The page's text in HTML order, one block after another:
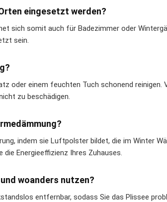
eingesetzt werden?
sich somit auch für Badezimmer oder
sein.
oder einem feuchten Tuch schonend reinigen.
zu beschädigen.
indem sie Luftpolster bildet, die im Winter
Energieeffizienz Ihres Zuhauses.
woanders nutzen?
entfernbar, sodass Sie das Plissee